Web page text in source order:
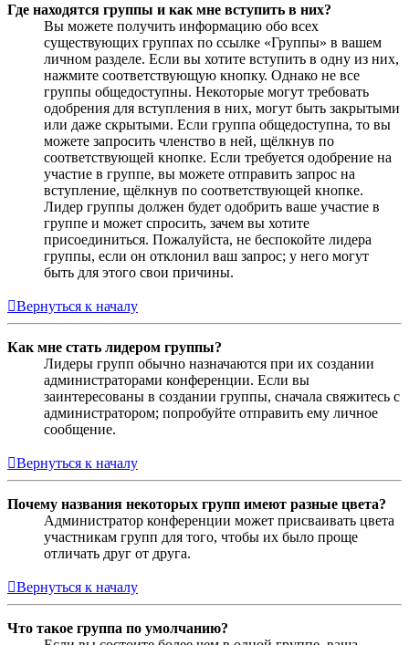
Где находятся группы и как мне вступить в них?
Вы можете получить информацию обо всех
существующих группах по ссылке «Группы» в вашем
личном разделе. Если вы хотите вступить в одну из них,
нажмите соответствующую кнопку. Однако не все
группы общедоступны. Некоторые могут требовать
одобрения для вступления в них, могут быть закрытыми
или даже скрытыми. Если группа общедоступна, то вы
можете запросить членство в ней, щёлкнув по
соответствующей кнопке. Если требуется одобрение на
участие в группе, вы можете отправить запрос на
вступление, щёлкнув по соответствующей кнопке.
Лидер группы должен будет одобрить ваше участие в
группе и может спросить, зачем вы хотите
присоединиться. Пожалуйста, не беспокойте лидера
группы, если он отклонил ваш запрос; у него могут
быть для этого свои причины.
Вернуться к началу
Как мне стать лидером группы?
Лидеры групп обычно назначаются при их создании
администраторами конференции. Если вы
заинтересованы в создании группы, сначала свяжитесь с
администратором; попробуйте отправить ему личное
сообщение.
Вернуться к началу
Почему названия некоторых групп имеют разные цвета?
Администратор конференции может присваивать цвета
участникам групп для того, чтобы их было проще
отличать друг от друга.
Вернуться к началу
Что такое группа по умолчанию?